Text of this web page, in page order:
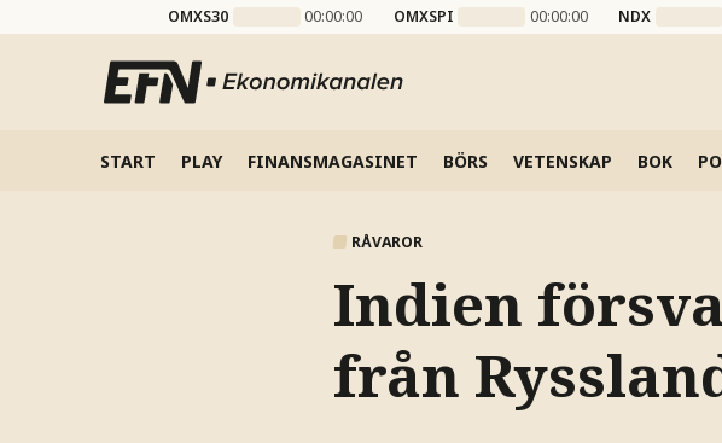
OMXS30 00:00:00 OMXSPI 00:00:00 NDX
START PLAY FINANSMAGASINET BÖRS VETENSKAP BOK
RÅVAROR
Indien
från